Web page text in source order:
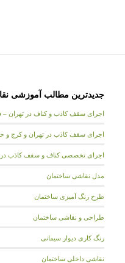
جدیدترین مطالب آموزشی
اجرای سقف کاذب و کناف در تهران –
اجرای سقف کاذب در تهران و کرج و
اجرای تخصصی کناف و سقف کاذب در
مدل نقاشی ساختمان
طرح رنگ آمیزی ساختمان
طراحی و نقاشی ساختمان
رنگ کاری دیوار سیمانی
نقاشی داخلی ساختمان